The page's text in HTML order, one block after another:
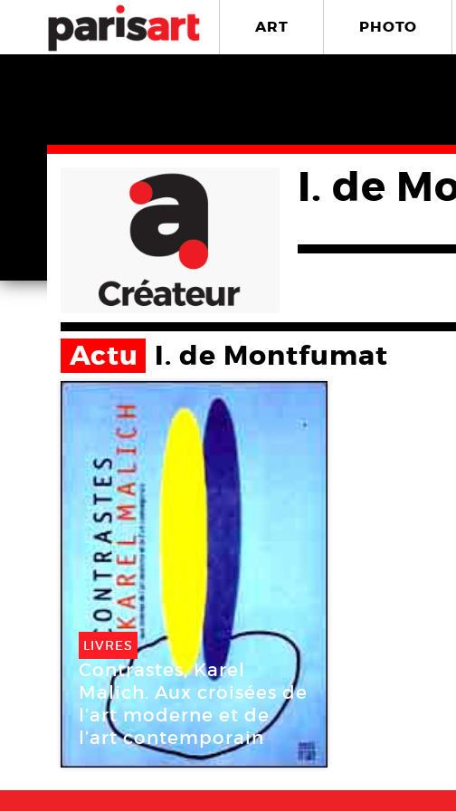
ART PHOTO
I. de
Actu I. de Montfumat
LIVRES
Contrastes, Karel
Malich. Aux croisées de
l’art moderne et de
l’art contemporain